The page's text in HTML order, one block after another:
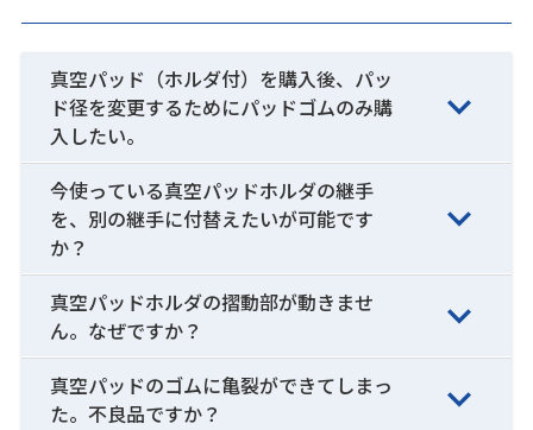
真空パッド（ホルダ付）を購入後、パッ
ド径を変更するためにパッドゴムのみ購
入したい。
今使っている真空パッドホルダの継手
を、別の継手に付替えたいが可能です
か？
真空パッドホルダの摺動部が動きませ
ん。なぜですか？
真空パッドのゴムに亀裂ができてしまっ
た。不良品ですか？